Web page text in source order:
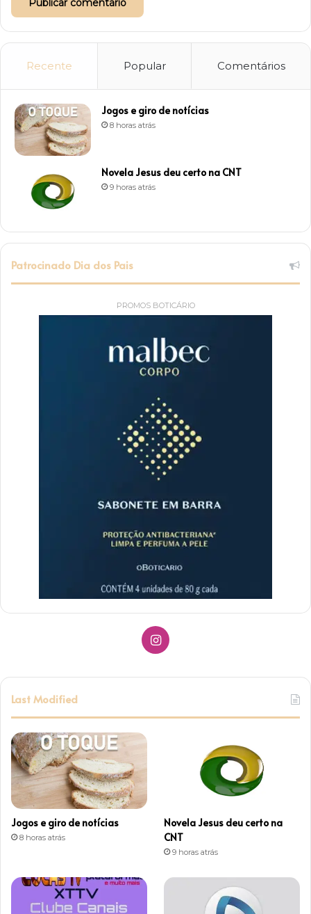
Recente Popular Comentários
Jogos e giro de notícias
8 horas atrás
Novela Jesus deu certo na CNT
9 horas atrás
Patrocinado Dia dos Pais
PROMOS BOTICÁRIO
I
t
a
Last Modified
Jogos e giro de notícias
8 horas atrás
Novela Jesus deu certo na
CNT
9 horas atrás